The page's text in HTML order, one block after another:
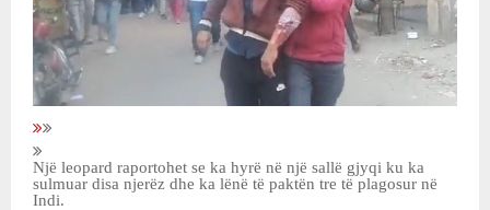
Një leopard raportohet se ka hyrë në një sallë gjyqi ku ka
sulmuar disa njerëz dhe ka lënë të paktën tre të plagosur në
Indi.